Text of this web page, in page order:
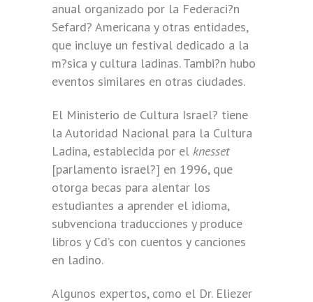
anual organizado por la Federaci?n
Sefard? Americana y otras entidades,
que incluye un festival dedicado a la
m?sica y cultura ladinas. Tambi?n hubo
eventos similares en otras ciudades.
El Ministerio de Cultura Israel? tiene
la Autoridad Nacional para la Cultura
Ladina, establecida por el knesset
[parlamento israel?] en 1996, que
otorga becas para alentar los
estudiantes a aprender el idioma,
subvenciona traducciones y produce
libros y Cd’s con cuentos y canciones
en ladino.
Algunos expertos, como el Dr. Eliezer